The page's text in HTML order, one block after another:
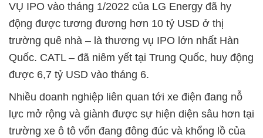
VỤ IPO vào tháng 1/2022 của LG Energy đã hy
động được tương đương hơn 10 tỷ USD ở thị
trường quê nhà – là thương vụ IPO lớn nhất Hàn
Quốc. CATL – đã niêm yết tại Trung Quốc, huy động
được 6,7 tỷ USD vào tháng 6.
Nhiều doanh nghiệp liên quan tới xe điện đang nỗ
lực mở rộng và giành được sự hiện diện sâu hơn tại
trường xe ô tô vốn đang đông đúc và khổng lồ của